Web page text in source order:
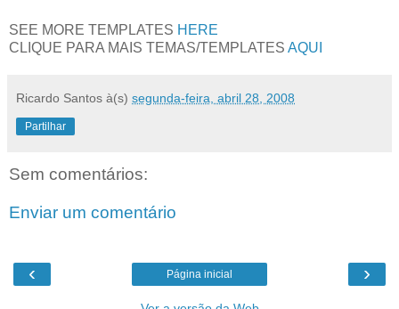
SEE MORE TEMPLATES HERE
CLIQUE PARA MAIS TEMAS/TEMPLATES AQUI
Ricardo Santos à(s) segunda-feira, abril 28, 2008
Partilhar
Sem comentários:
Enviar um comentário
‹ ›
Página inicial